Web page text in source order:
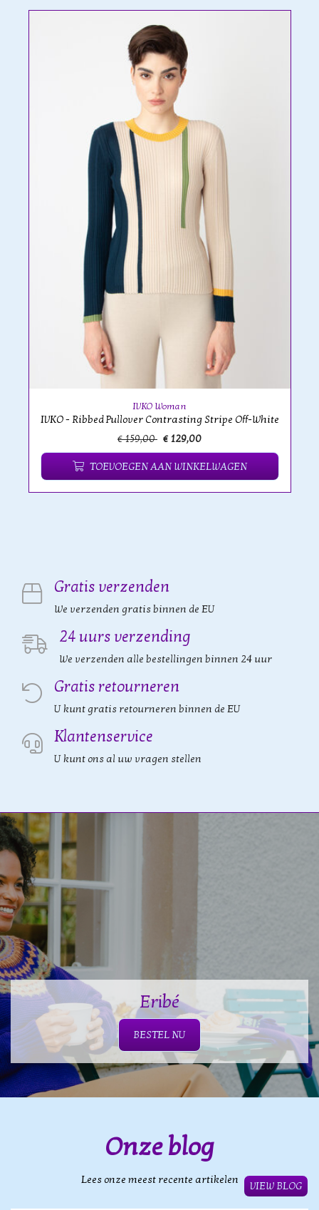
IVKO Woman
IVKO - Ribbed Pullover Contrasting Stripe Off-White
€ 159,00 € 129,00
TOEVOEGEN AAN WINKELWAGEN
Gratis verzenden
We verzenden gratis binnen de EU
24 uurs verzending
We verzenden alle bestellingen binnen 24 uur
Gratis retourneren
U kunt gratis retourneren binnen de EU
Klantenservice
U kunt ons al uw vragen stellen
Eribé
BESTEL NU
Onze blog
Lees onze meest recente artikelen
VIEW BLOG